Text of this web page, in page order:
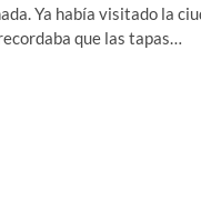
Ya había visitado la
que las tapas…